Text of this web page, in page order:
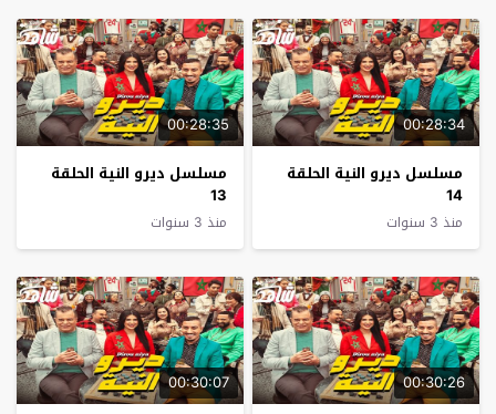
00:28:34
مسلسل ديرو النية الحلقة
14
منذ 3 سنوات
00:28:35
مسلسل ديرو النية الحلقة
13
منذ 3 سنوات
00:30:26
00:30:07